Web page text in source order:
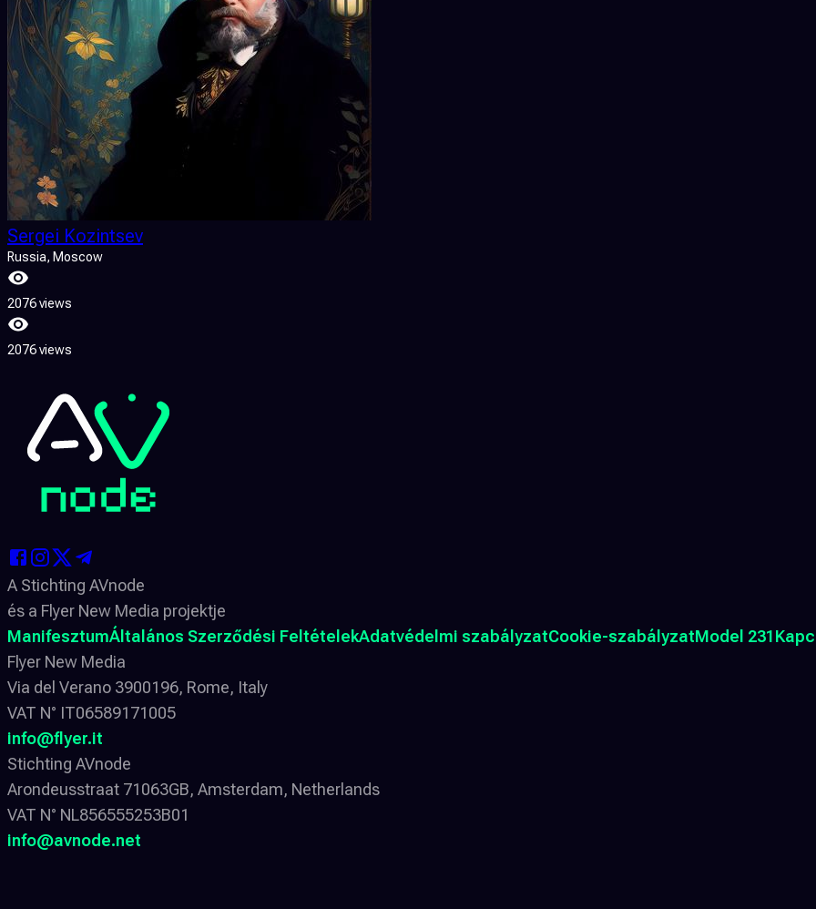
Sergei Kozintsev
Russia, Moscow
2076 views
2076 views
A Stichting AVnode
és a Flyer New Media projektje
ManifesztumÁltalános Szerződési FeltételekAdatvédelmi szabályzatCookie-szabályzatModel 231
Flyer New Media
Via del Verano 3900196, Rome, Italy
VAT N° IT06589171005
info@flyer.it
Stichting AVnode
Arondeusstraat 71063GB, Amsterdam, Netherlands
VAT N° NL856555253B01
info@avnode.net